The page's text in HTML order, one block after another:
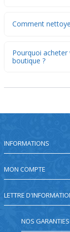
Comment
Pourquoi
boutique ?
INFORMATIONS
MON COMPTE
LETTRE
NOS GARANTIES